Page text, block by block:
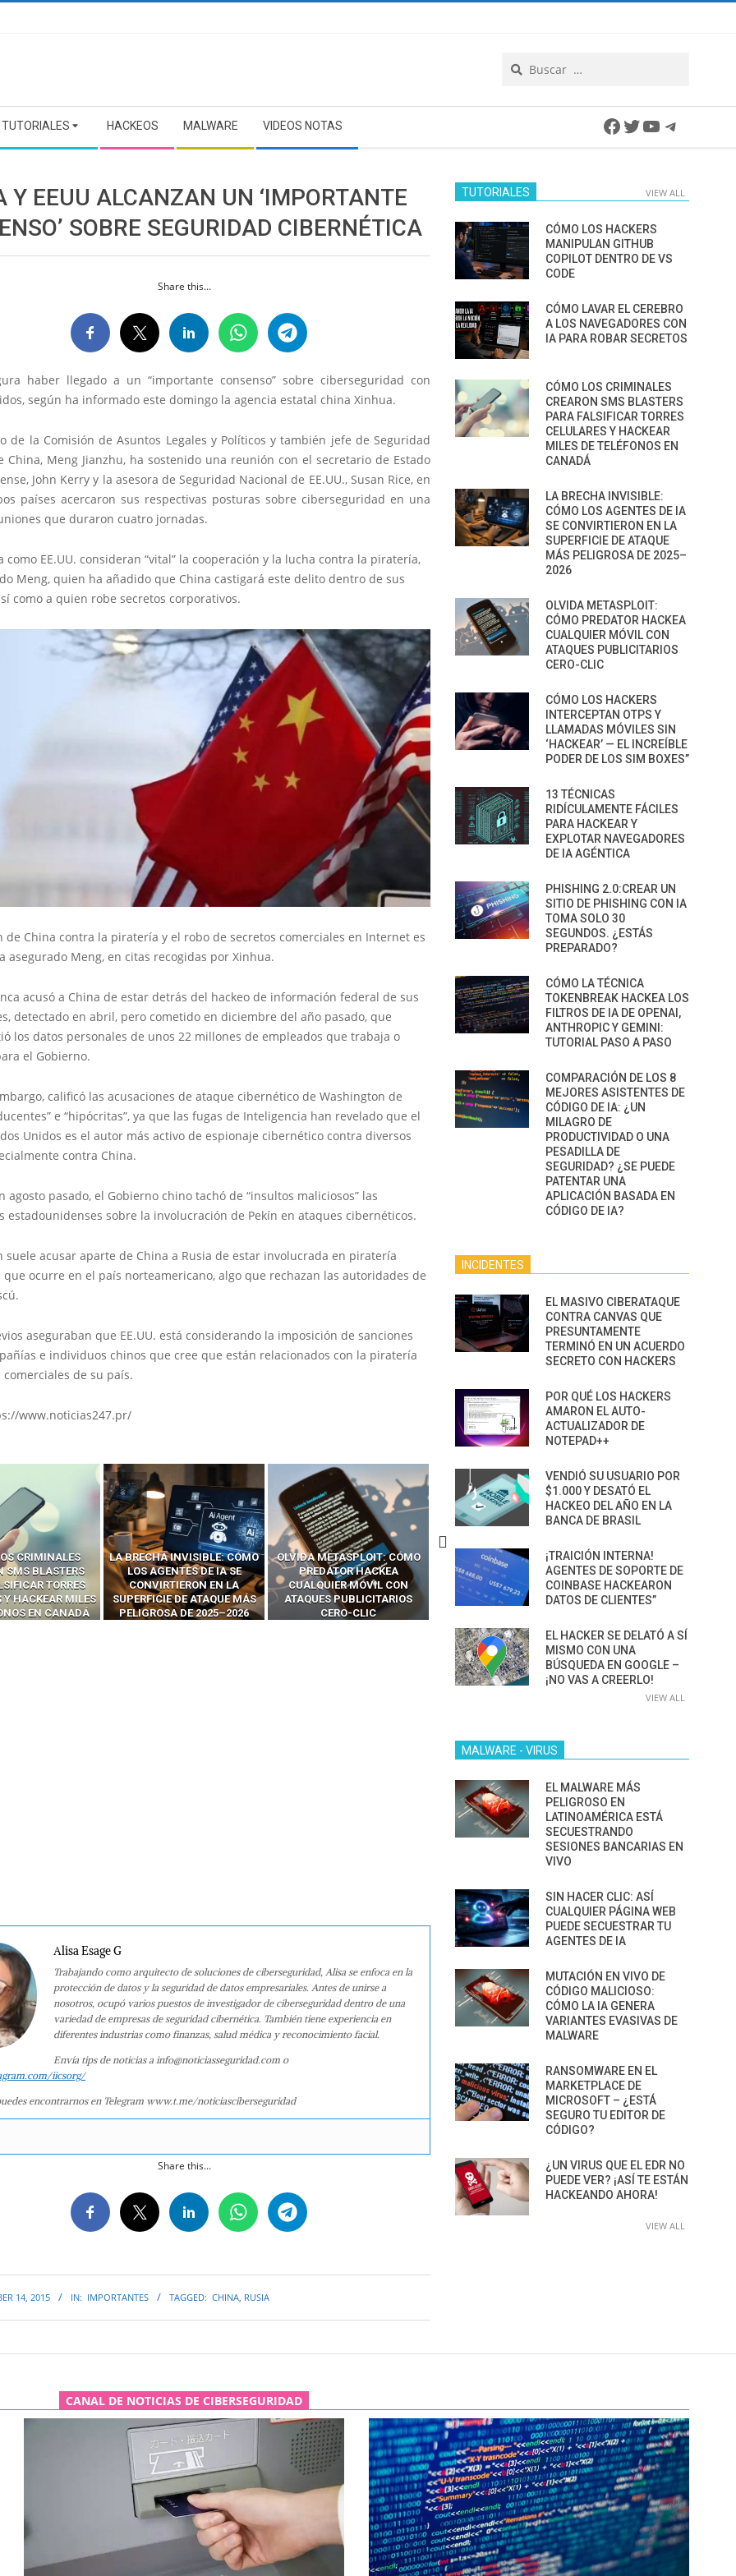
TUTORIALES HACKEOS MALWARE VIDEOS NOTAS Facebook
Twitter
YouTube
Y EEUU ALCANZAN UN ‘IMPORTANTE
SOBRE SEGURIDAD CIBERNÉTICA
Share this...
haber llegado a un “importante consenso” sobre ciberseguridad con
según ha informado este domingo la agencia estatal china Xinhua.
de la Comisión de Asuntos Legales y Políticos y también jefe de Seguridad
China, Meng Jianzhu, ha sostenido una reunión con el secretario de Estado
John Kerry y la asesora de Seguridad Nacional de EE.UU., Susan Rice, en
países acercaron sus respectivas posturas sobre ciberseguridad en una
que duraron cuatro jornadas.
como EE.UU. consideran “vital” la cooperación y la lucha contra la piratería,
Meng, quien ha añadido que China castigará este delito dentro de sus
como a quien robe secretos corporativos.
de China contra la piratería y el robo de secretos comerciales en Internet es
asegurado Meng, en citas recogidas por Xinhua.
acusó a China de estar detrás del hackeo de información federal de sus
detectado en abril, pero cometido en diciembre del año pasado, que
los datos personales de unos 22 millones de empleados que trabaja o
el Gobierno.
calificó las acusaciones de ataque cibernético de Washington de
e “hipócritas”, ya que las fugas de Inteligencia han revelado que el
Unidos es el autor más activo de espionaje cibernético contra diversos
contra China.
agosto pasado, el Gobierno chino tachó de “insultos maliciosos” las
estadounidenses sobre la involucración de Pekín en ataques cibernéticos.
suele acusar aparte de China a Rusia de estar involucrada en piratería
ocurre en el país norteamericano, algo que rechazan las autoridades de
aseguraban que EE.UU. está considerando la imposición de sanciones
e individuos chinos que cree que están relacionados con la piratería
comerciales de su país.
www.noticias247.pr/
CRIMINALES
SMS BLASTERS
TORRES
Y HACKEAR MILES
EN CANADÁ
LA BRECHA INVISIBLE: CÓMO
LOS AGENTES DE IA SE
CONVIRTIERON EN LA
SUPERFICIE DE ATAQUE MÁS
PELIGROSA DE 2025–2026
OLVIDA METASPLOIT: CÓMO
PREDATOR HACKEA
CUALQUIER MÓVIL CON
ATAQUES PUBLICITARIOS
CERO-CLIC
CÓMO LOS HACKERS
INTERCEPTAN OTPS Y
LLAMADAS MÓVILES SIN
‘HACKEAR’ — EL INCREÍBLE
13 TÉCNICAS
RIDÍCULAMENTE
PARA HACKEAR Y
NAVEGADORES DE IA
Alisa Esage G
Trabajando como arquitecto de soluciones de ciberseguridad, Alisa se enfoca en la
protección de datos y la seguridad de datos empresariales. Antes de unirse a
nosotros, ocupó varios puestos de investigador de ciberseguridad dentro de una
variedad de empresas de seguridad cibernética. También tiene experiencia en
diferentes industrias como finanzas, salud médica y reconocimiento facial.
Envía tips de noticias a info@noticiasseguridad.com o
iicsorg/
encontrarnos en Telegram www.t.me/noticiasciberseguridad
Share this...
14, 2015 IN: IMPORTANTES TAGGED: CHINA, RUSIA
TUTORIALES VIEW ALL
CÓMO LOS HACKERS
MANIPULAN GITHUB
COPILOT DENTRO DE VS
CODE
CÓMO LAVAR EL CEREBRO
A LOS NAVEGADORES CON
IA PARA ROBAR SECRETOS
CÓMO LOS CRIMINALES
CREARON SMS BLASTERS
PARA FALSIFICAR TORRES
CELULARES Y HACKEAR
MILES DE TELÉFONOS EN
CANADÁ
LA BRECHA INVISIBLE:
CÓMO LOS AGENTES DE IA
SE CONVIRTIERON EN LA
SUPERFICIE DE ATAQUE
MÁS PELIGROSA DE 2025–
2026
OLVIDA METASPLOIT:
CÓMO PREDATOR HACKEA
CUALQUIER MÓVIL CON
ATAQUES PUBLICITARIOS
CERO-CLIC
CÓMO LOS HACKERS
INTERCEPTAN OTPS Y
LLAMADAS MÓVILES SIN
‘HACKEAR’ — EL INCREÍBLE
PODER DE LOS SIM BOXES”
13 TÉCNICAS
RIDÍCULAMENTE FÁCILES
PARA HACKEAR Y
EXPLOTAR NAVEGADORES
DE IA AGÉNTICA
PHISHING 2.0:CREAR UN
SITIO DE PHISHING CON IA
TOMA SOLO 30
SEGUNDOS. ¿ESTÁS
PREPARADO?
CÓMO LA TÉCNICA
TOKENBREAK HACKEA LOS
FILTROS DE IA DE OPENAI,
ANTHROPIC Y GEMINI:
TUTORIAL PASO A PASO
COMPARACIÓN DE LOS 8
MEJORES ASISTENTES DE
CÓDIGO DE IA: ¿UN
MILAGRO DE
PRODUCTIVIDAD O UNA
PESADILLA DE
SEGURIDAD? ¿SE PUEDE
PATENTAR UNA
APLICACIÓN BASADA EN
CÓDIGO DE IA?
INCIDENTES
EL MASIVO CIBERATAQUE
CONTRA CANVAS QUE
PRESUNTAMENTE
TERMINÓ EN UN ACUERDO
SECRETO CON HACKERS
POR QUÉ LOS HACKERS
AMARON EL AUTO-
ACTUALIZADOR DE
NOTEPAD++
VENDIÓ SU USUARIO POR
$1.000 Y DESATÓ EL
HACKEO DEL AÑO EN LA
BANCA DE BRASIL
¡TRAICIÓN INTERNA!
AGENTES DE SOPORTE DE
COINBASE HACKEARON
DATOS DE CLIENTES”
EL HACKER SE DELATÓ A SÍ
MISMO CON UNA
BÚSQUEDA EN GOOGLE –
¡NO VAS A CREERLO!
VIEW ALL
MALWARE - VIRUS
EL MALWARE MÁS
PELIGROSO EN
LATINOAMÉRICA ESTÁ
SECUESTRANDO
SESIONES BANCARIAS EN
VIVO
SIN HACER CLIC: ASÍ
CUALQUIER PÁGINA WEB
PUEDE SECUESTRAR TU
AGENTES DE IA
MUTACIÓN EN VIVO DE
CÓDIGO MALICIOSO:
CÓMO LA IA GENERA
VARIANTES EVASIVAS DE
MALWARE
RANSOMWARE EN EL
MARKETPLACE DE
MICROSOFT – ¿ESTÁ
SEGURO TU EDITOR DE
CÓDIGO?
¿UN VIRUS QUE EL EDR NO
PUEDE VER? ¡ASÍ TE ESTÁN
HACKEANDO AHORA!
VIEW ALL
CANAL DE NOTICIAS DE CIBERSEGURIDAD